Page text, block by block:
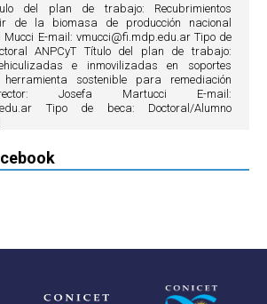
del plan de trabajo: Recubrimientos
de la biomasa de producción nacional
Mucci E-mail: vmucci@fi.mdp.edu.ar Tipo de
ANPCyT Título del plan de trabajo:
e inmovilizadas en soportes
herramienta sostenible para remediación
Josefa Martucci E-mail:
Tipo de beca: Doctoral/Alumno